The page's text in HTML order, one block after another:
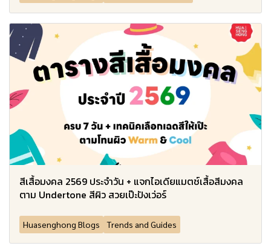
สีเสื้อมงคล 2569 ประจำวัน + แจกไอเดียแมตช์เสื้อสีมงคล
ตาม Undertone สีผิว สวยเป๊ะปังเว่อร์
Huasenghong Blogs Trends and Guides